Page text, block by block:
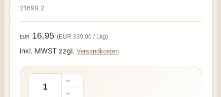
21699.2
EUR 16,95 (EUR 339,00 / 1kg)
inkl. MWST zzgl. Versandkosten